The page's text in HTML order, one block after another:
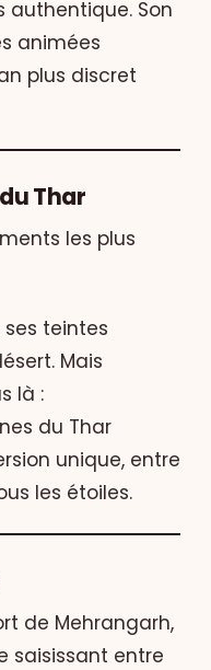
authentique. Son
animées
plus discret
Thar
les plus
teintes
Mais
là :
du Thar
unique, entre
les étoiles.
de Mehrangarh,
saisissant entre